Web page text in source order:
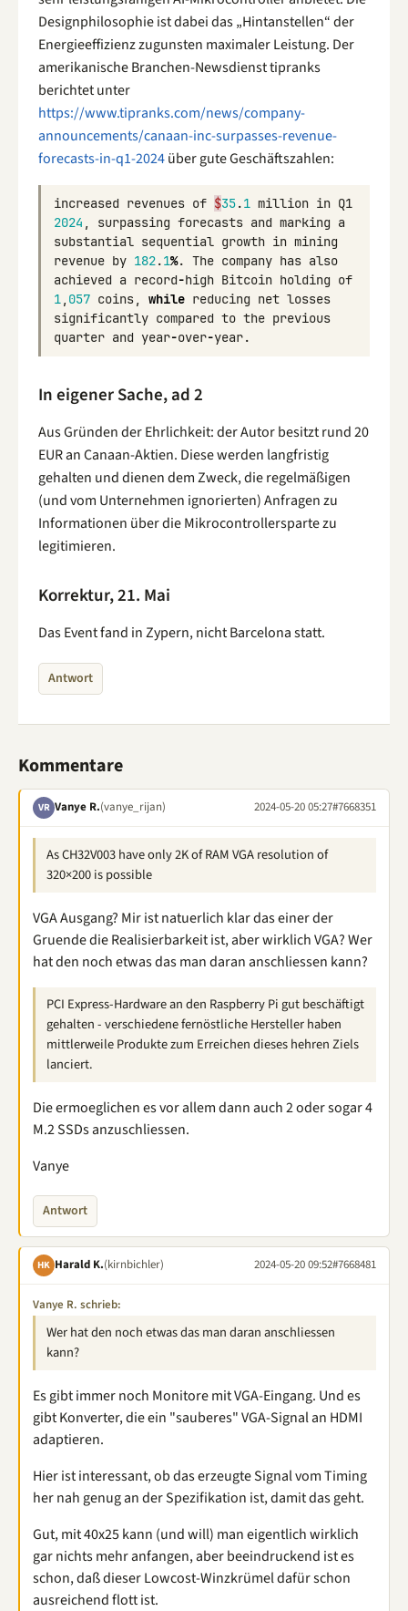
Designphilosophie ist dabei das „Hintanstellen“ der
Energieeffizienz zugunsten maximaler Leistung. Der
amerikanische Branchen-Newsdienst tipranks
berichtet unter
https://www.tipranks.com/news/company-
announcements/canaan-inc-surpasses-revenue-
forecasts-in-q1-2024über gute Geschäftszahlen:
increased revenues of $35.1 million in Q1
2024 , surpassing forecasts and marking a
substantial sequential growth in mining
revenue by 182.1%. The company has also
achieved a record-high Bitcoin holding of
1, 057 coins, while reducing net losses
significantly compared to the previous
quarter and year-over-year.
In eigener Sache, ad 2
Aus Gründen der Ehrlichkeit: der Autor besitzt rund 20
EUR an Canaan-Aktien. Diese werden langfristig
gehalten und dienen dem Zweck, die regelmäßigen
(und vom Unternehmen ignorierten) Anfragen zu
Informationen über die Mikrocontrollersparte zu
legitimieren.
Korrektur, 21. Mai
Das Event fand in Zypern, nicht Barcelona statt.
Antwort
Kommentare
VR Vanye R.(vanye_rijan) 2024-05-20 05:27#7668351
As CH32V003 have only 2K of RAM VGA resolution of
320×200 is possible
VGA Ausgang? Mir ist natuerlich klar das einer der
Gruende die Realisierbarkeit ist, aber wirklich VGA? Wer
hat den noch etwas das man daran anschliessen kann?
PCI Express-Hardware an den Raspberry Pi gut beschäftigt
gehalten - verschiedene fernöstliche Hersteller haben
mittlerweile Produkte zum Erreichen dieses hehren Ziels
lanciert.
Die ermoeglichen es vor allem dann auch 2 oder sogar 4
M.2 SSDs anzuschliessen.
Vanye
Antwort
HK Harald K.(kirnbichler) 2024-05-20 09:52#7668481
Vanye R. schrieb:
Wer hat den noch etwas das man daran anschliessen
kann?
Es gibt immer noch Monitore mit VGA-Eingang. Und es
gibt Konverter, die ein "sauberes" VGA-Signal an HDMI
adaptieren.
Hier ist interessant, ob das erzeugte Signal vom Timing
her nah genug an der Spezifikation ist, damit das geht.
Gut, mit 40x25 kann (und will) man eigentlich wirklich
gar nichts mehr anfangen, aber beeindruckend ist es
schon, daß dieser Lowcost-Winzkrümel dafür schon
ausreichend flott ist.